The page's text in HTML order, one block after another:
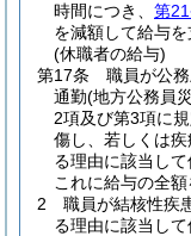
時間につき、 第
を減額して給与を
(休職者の給与)
第17条
職員が公
通勤(地方公務員
2項及び第3項に
傷し、若しくは
る理由に該当し
これに給与の全額
2
職員が結核性疾
る理由に該当し